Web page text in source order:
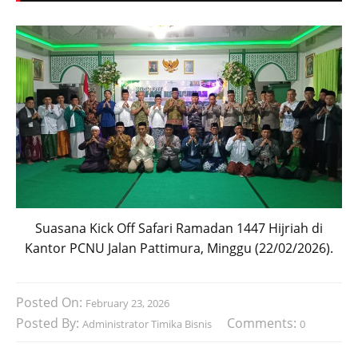
Suasana Kick Off Safari Ramadan 1447 Hijriah di
Kantor PCNU Jalan Pattimura, Minggu (22/02/2026).
Posted On: February 23, 2026
Posted By: Administrator Timika Bisnis Comments: 0